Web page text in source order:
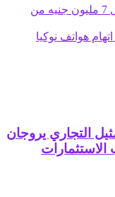
متروبوليتان مصر تنجح فى تدبير تمويل 7 مليون جنيه من
هواتف نوكيا
التجاري يروجان